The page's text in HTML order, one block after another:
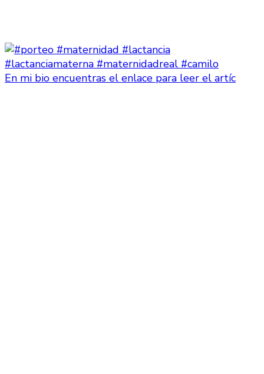
En mi bio encuentras el enlace para leer el artíc